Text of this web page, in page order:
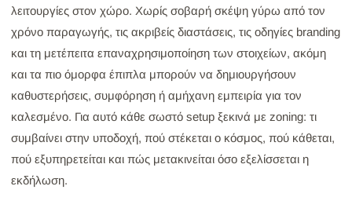
λειτουργίες στον χώρο. Χωρίς σοβαρή σκέψη γύρω από τον
χρόνο παραγωγής, τις ακριβείς διαστάσεις, τις οδηγίες branding
και τη μετέπειτα επαναχρησιμοποίηση των στοιχείων, ακόμη
και τα πιο όμορφα έπιπλα μπορούν να δημιουργήσουν
καθυστερήσεις, συμφόρηση ή αμήχανη εμπειρία για τον
καλεσμένο. Για αυτό κάθε σωστό setup ξεκινά με zoning: τι
συμβαίνει στην υποδοχή, πού στέκεται ο κόσμος, πού κάθεται,
πού εξυπηρετείται και πώς μετακινείται όσο εξελίσσεται η
εκδήλωση.